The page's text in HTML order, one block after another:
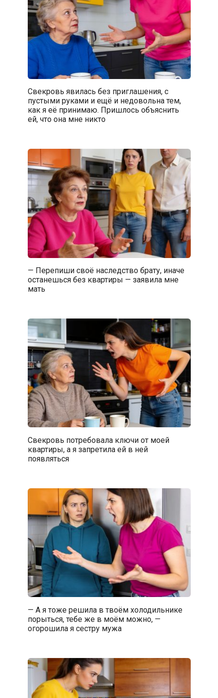
Свекровь явилась без приглашения, с
пустыми руками и ещё и недовольна тем,
как я её принимаю. Пришлось объяснить
ей, что она мне никто
— Перепиши своё наследство брату, иначе
останешься без квартиры — заявила мне
мать
Свекровь потребовала ключи от моей
квартиры, а я запретила ей в ней
появляться
— А я тоже решила в твоём холодильнике
порыться, тебе же в моём можно, —
огорошила я сестру мужа